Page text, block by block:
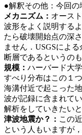
●解釈その他：今回の
メカニズム： オース
波形をよく説明する
たら破壊開始点の深
ません．USGSによ
断層であるというの
規模： ハーバード大
すべり分布はこの１
海溝付近で起こった
波が記録に含まれて
解析をしていきたい
津波地震か？： この
という人もいますが